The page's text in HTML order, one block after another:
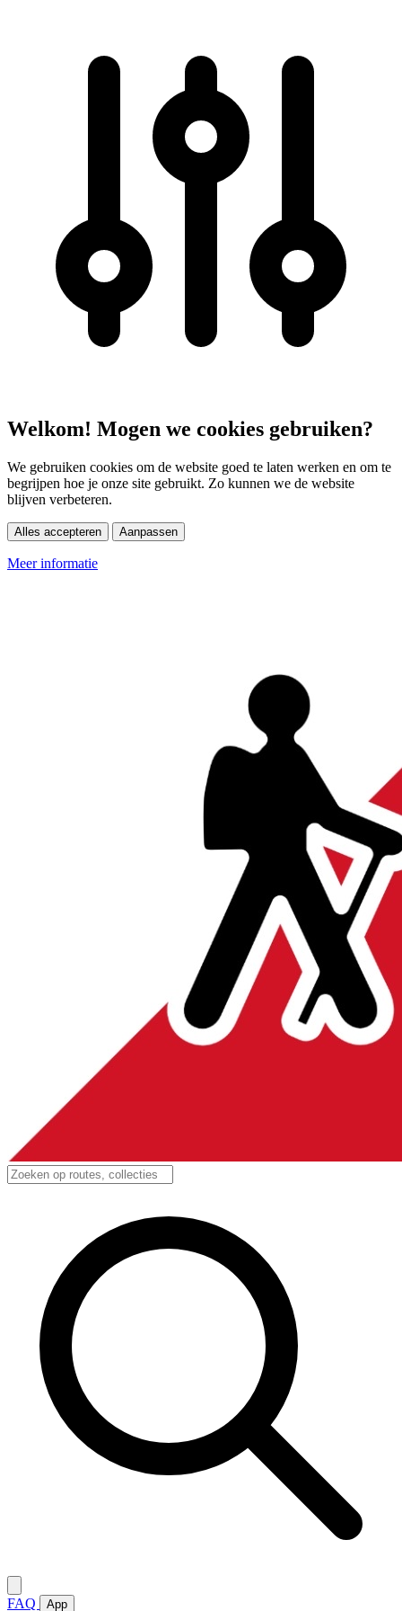
Welkom! Mogen we cookies gebruiken?
We gebruiken cookies om de website goed te laten werken en om te
begrijpen hoe je onze site gebruikt. Zo kunnen we de website
blijven verbeteren.
Alles accepteren Aanpassen
Meer informatie
FAQ App